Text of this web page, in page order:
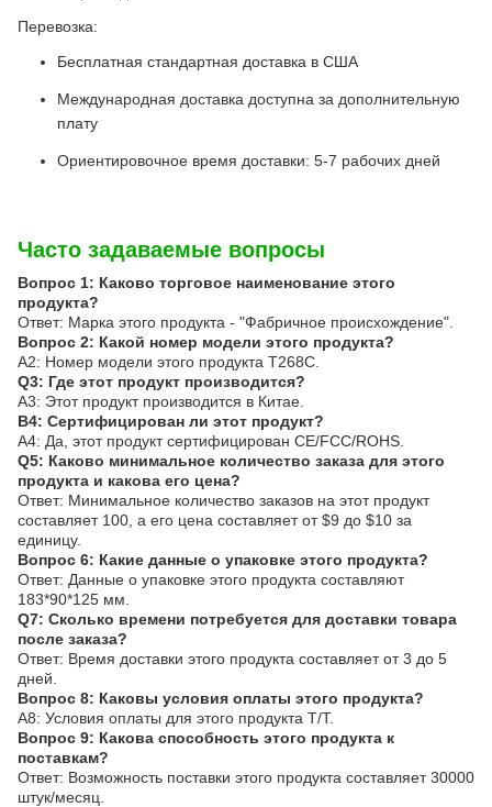
Перевозка:
Бесплатная стандартная доставка в США
Международная доставка доступна за дополнительную
плату
Ориентировочное время доставки: 5-7 рабочих дней
Часто задаваемые вопросы
Вопрос 1: Каково торговое наименование этого
продукта?
Ответ: Марка этого продукта - "Фабричное происхождение".
Вопрос 2: Какой номер модели этого продукта?
A2: Номер модели этого продукта T268C.
Q3: Где этот продукт производится?
A3: Этот продукт производится в Китае.
В4: Сертифицирован ли этот продукт?
A4: Да, этот продукт сертифицирован CE/FCC/ROHS.
Q5: Каково минимальное количество заказа для этого
продукта и какова его цена?
Ответ: Минимальное количество заказов на этот продукт
составляет 100, а его цена составляет от $9 до $10 за
единицу.
Вопрос 6: Какие данные о упаковке этого продукта?
Ответ: Данные о упаковке этого продукта составляют
183*90*125 мм.
Q7: Сколько времени потребуется для доставки товара
после заказа?
Ответ: Время доставки этого продукта составляет от 3 до 5
дней.
Вопрос 8: Каковы условия оплаты этого продукта?
A8: Условия оплаты для этого продукта T/T.
Вопрос 9: Какова способность этого продукта к
поставкам?
Ответ: Возможность поставки этого продукта составляет 30000
штук/месяц.